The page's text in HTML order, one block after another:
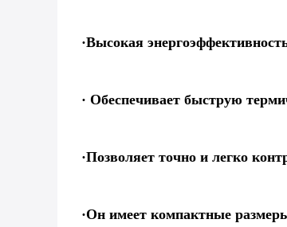
·Высокая
· Обеспечивает быструю
·Позволяет точно и легко
·Он имеет компактные